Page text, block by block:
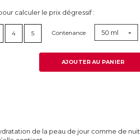
calculer le prix dégressif :
4 5 Contenance 50 ml
AJOUTER AU PANIER
de la peau de jour comme de nuit